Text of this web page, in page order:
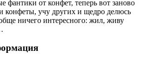
фантики от конфет, теперь вот заново
конфеты, учу других и щедро делюсь
ничего интересного: жил, живу